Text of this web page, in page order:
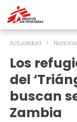
Actualidad > Noticias
Los
del
buscan
Zambia